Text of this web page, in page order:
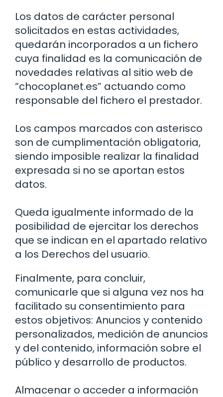
Los datos de carácter personal
solicitados en estas actividades,
quedarán incorporados a un fichero
cuya finalidad es la comunicación de
novedades relativas al sitio web de
“chocoplanet.es” actuando como
responsable del fichero el prestador.
Los campos marcados con asterisco
son de cumplimentación obligatoria,
siendo imposible realizar la finalidad
expresada si no se aportan estos
datos.
Queda igualmente informado de la
posibilidad de ejercitar los derechos
que se indican en el apartado relativo
a los Derechos del usuario.
Finalmente, para concluir,
comunicarle que si alguna vez nos ha
facilitado su consentimiento para
estos objetivos: Anuncios y contenido
personalizados, medición de anuncios
y del contenido, información sobre el
público y desarrollo de productos.
Almacenar o acceder a información